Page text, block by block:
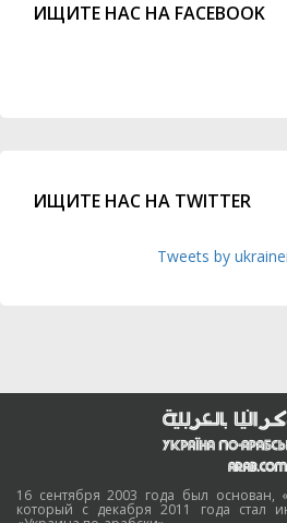
ИЩИТЕ НАС НА FACEBOOK
ИЩИТЕ НАС НА TWITTER
Tweets by
16 сентября 2003 года был основан,
который с декабря 2011 года стал